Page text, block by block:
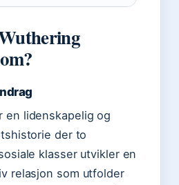
en lidenskapelig og
der to
klasser utvikler en
relasjon som utfolder